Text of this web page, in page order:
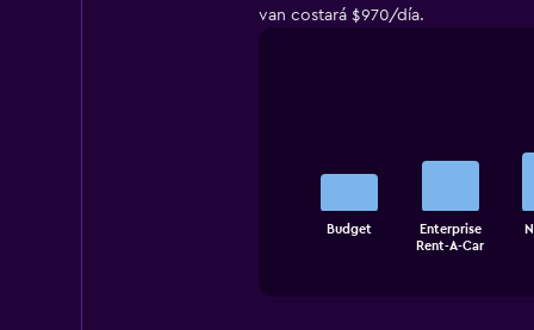
van costará $970/día.
chartBudget
Enterprise
Rent-A-Car